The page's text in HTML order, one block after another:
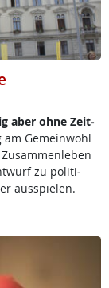
aber oh­ne Zeit­
Ge­mein­wohl
zu po­li­ti­
aus­spie­len.